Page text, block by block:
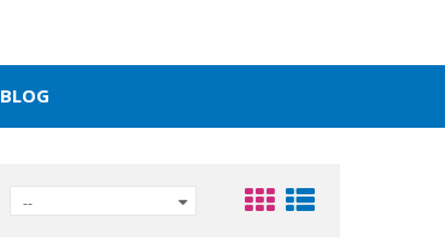
BLOG
--